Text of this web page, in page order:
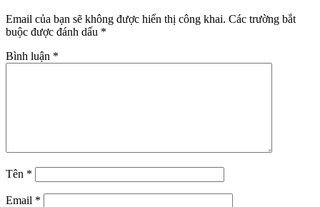
Email của bạn sẽ không được hiển thị công khai. Các trường bắt
buộc được đánh dấu *
Bình luận *
Tên *
Email *